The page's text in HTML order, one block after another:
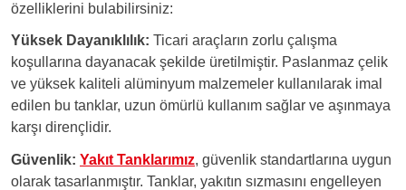
özelliklerini bulabilirsiniz:
Yüksek Dayanıklılık: Ticari araçların zorlu çalışma
koşullarına dayanacak şekilde üretilmiştir. Paslanmaz çelik
ve yüksek kaliteli alüminyum malzemeler kullanılarak imal
edilen bu tanklar, uzun ömürlü kullanım sağlar ve aşınmaya
karşı dirençlidir.
Güvenlik: Yakıt Tanklarımız, güvenlik standartlarına uygun
olarak tasarlanmıştır. Tanklar, yakıtın sızmasını engelleyen